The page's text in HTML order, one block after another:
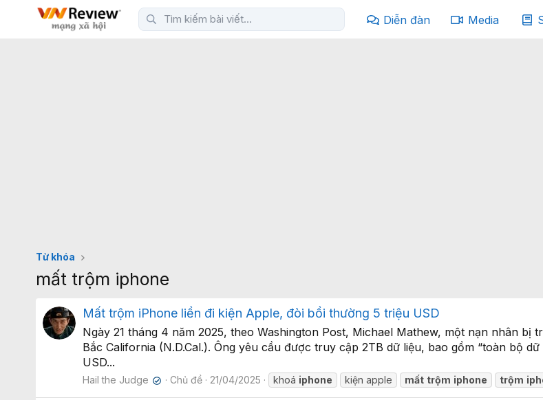
Diễn đàn Media
Từ khóa
mất trộm iphone
Mất trộm iPhone liền đi kiện Apple, đòi bồi thường 5 triệu USD
Ngày 21 tháng 4 năm 2025, theo Washington Post, Michael Mathew, một nạn nhân
Bắc California (N.D.Cal.). Ông yêu cầu được truy cập 2TB dữ liệu, bao gồm “toàn bộ
USD...
Hail the Judge ✔ Chủ đề 21/04/2025 khoá iphone kiện apple mất trộm iphone trộm